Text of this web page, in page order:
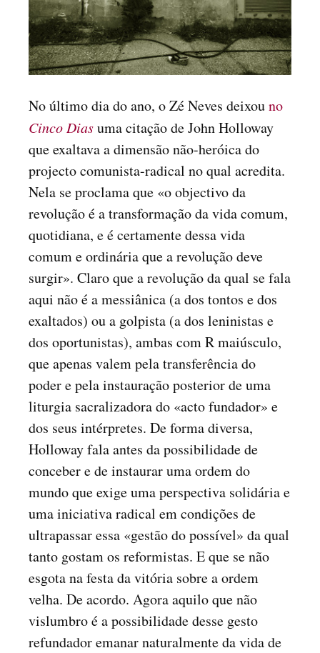
No último dia do ano, o Zé Neves deixouno
Cinco Diasuma citação de John Holloway
que exaltava a dimensão não-heróica do
projecto comunista-radical no qual acredita.
Nela se proclama que «o objectivo da
revolução é a transformação da vida comum,
quotidiana, e é certamente dessa vida
comum e ordinária que a revolução deve
surgir». Claro que a revolução da qual se fala
aqui não é a messiânica (a dos tontos e dos
exaltados) ou a golpista (a dos leninistas e
dos oportunistas), ambas com R maiúsculo,
que apenas valem pela transferência do
poder e pela instauração posterior de uma
liturgia sacralizadora do «acto fundador» e
dos seus intérpretes. De forma diversa,
Holloway fala antes da possibilidade de
conceber e de instaurar uma ordem do
mundo que exige uma perspectiva solidária e
uma iniciativa radical em condições de
ultrapassar essa «gestão do possível» da qual
tanto gostam os reformistas. E que se não
esgota na festa da vitória sobre a ordem
velha. De acordo. Agora aquilo que não
vislumbro é a possibilidade desse gesto
refundador emanar naturalmente da vida de